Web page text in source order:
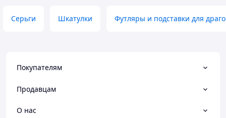
Серьги Шкатулки Футляры и подставки для
Покупателям
Продавцам
О нас